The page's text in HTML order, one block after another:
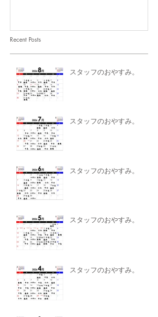
Recent Posts
スタッフのおやすみ。
スタッフのおやすみ。
スタッフのおやすみ。
スタッフのおやすみ。
スタッフのおやすみ。